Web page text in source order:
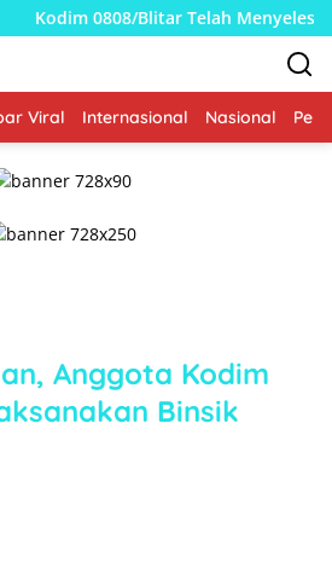
Menyelesaikan Pembangunan
Viral Internasional Nasional
Anggota Kodim
Binsik